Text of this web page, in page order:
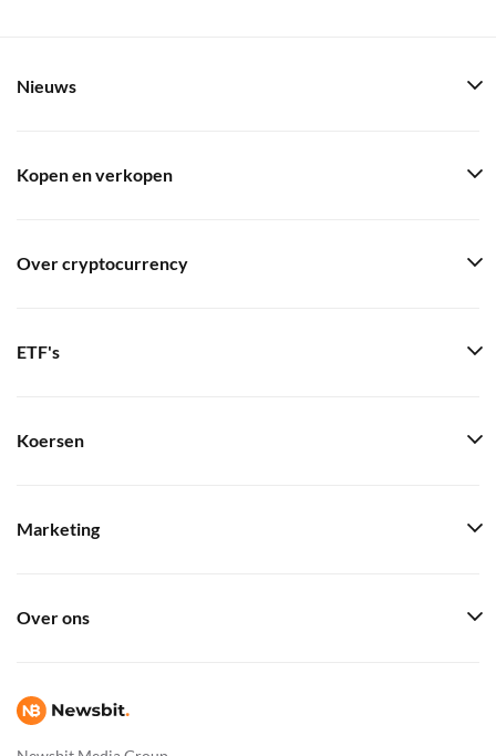
Nieuws
Kopen en verkopen
Over cryptocurrency
ETF's
Koersen
Marketing
Over ons